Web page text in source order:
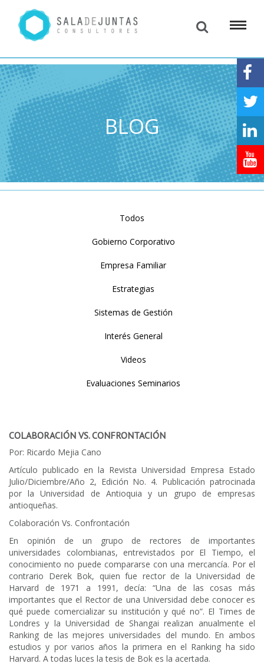
BLOG
Todos
Gobierno Corporativo
Empresa Familiar
Estrategias
Sistemas de Gestión
Interés General
Videos
Evaluaciones Seminarios
COLABORACIÓN VS. CONFRONTACIÓN
Por: Ricardo Mejia Cano
Artículo publicado en la Revista Universidad Empresa Estado
Julio/Diciembre/Año 2, Edición No. 4. Publicación patrocinada
por la Universidad de Antioquia y un grupo de empresas
antioqueñas.
Colaboración Vs. Confrontación
En opinión de un grupo de rectores de importantes
universidades colombianas, entrevistados por El Tiempo, el
conocimiento no puede compararse con una mercancía. Por el
contrario Derek Bok, quien fue rector de la Universidad de
Harvard de 1971 a 1991, decía: “Una de las cosas más
importantes que el Rector de una Universidad debe conocer es
qué puede comercializar su institución y qué no”. El Times de
Londres y la Universidad de Shangai realizan anualmente el
Ranking de las mejores universidades del mundo. En ambos
estudios y por varios años la primera en el Ranking ha sido
Harvard. A todas luces la tesis de Bok es la acertada.